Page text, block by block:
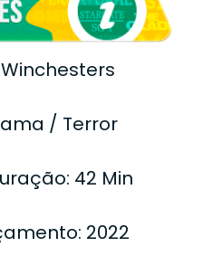
/ Terror
42 Min
2022